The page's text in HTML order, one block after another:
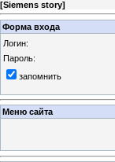
[Siemens story]
Форма входа
Логин:
Пароль:
запомнить
Меню сайта